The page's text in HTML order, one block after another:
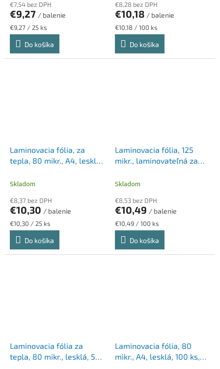
€7,54 bez DPH
€9,27 / balenie
Jednotková
cena:
€9,27 / 25 ks
Do košíka
€8,28 bez DPH
€10,18 / balenie
Jednotková
cena:
€10,18 / 100 ks
Do košíka
Laminovacia fólia, za
tepla, 80 mikr., A4, lesklá,
FELLOWES "Admire Easy
Skladom
€8,37 bez DPH
€10,30 / balenie
Jednotková
cena:
€10,30 / 25 ks
Do košíka
Laminovacia fólia, 125
mikr., laminovateľná za
"iLam"
Skladom
€8,53 bez DPH
€10,49 / balenie
Jednotková
cena:
€10,49 / 100 ks
Do košíka
Laminovacia fólia za
tepla, 80 mikr., lesklá, 50
Laminovacia fólia, 80
mikr., A4, lesklá, 100 ks,